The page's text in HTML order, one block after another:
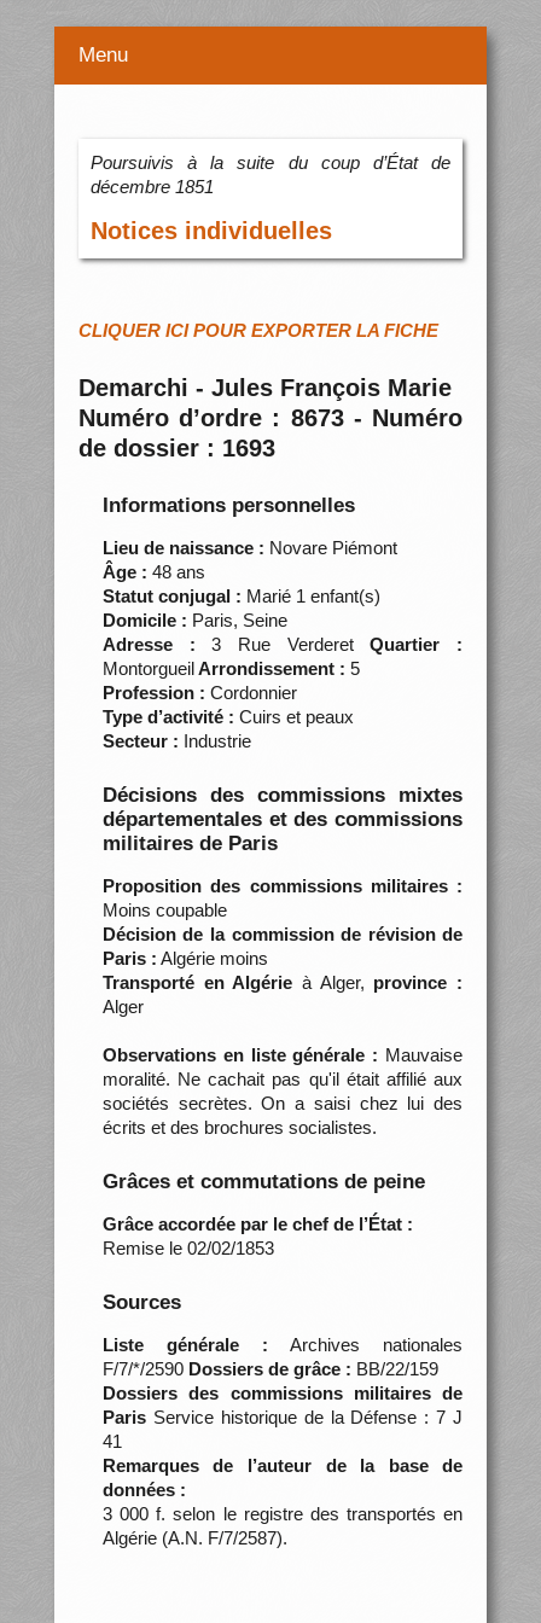
Menu
Poursuivis à la suite du coup d’État de
décembre 1851
Notices individuelles
CLIQUER ICI POUR EXPORTER LA FICHE
Demarchi - Jules François Marie
Numéro d’ordre : 8673 - Numéro
de dossier : 1693
Informations personnelles
Lieu de naissance : Novare Piémont
Âge : 48 ans
Statut conjugal : Marié 1 enfant(s)
Domicile : Paris, Seine
Adresse : 3 Rue VerderetQuartier :
MontorgueilArrondissement : 5
Profession : Cordonnier
Type d’activité : Cuirs et peaux
Secteur : Industrie
Décisions des commissions mixtes
départementales et des commissions
militaires de Paris
Proposition des commissions militaires :
Moins coupable
Décision de la commission de révision de
Paris : Algérie moins
Transporté en Algérie à Alger, province :
Alger
Observations en liste générale : Mauvaise
moralité. Ne cachait pas qu'il était affilié aux
sociétés secrètes. On a saisi chez lui des
écrits et des brochures socialistes.
Grâces et commutations de peine
Grâce accordée par le chef de l’État :
Remise le 02/02/1853
Sources
Liste générale : Archives nationales
F/7/*/2590 Dossiers de grâce : BB/22/159
Dossiers des commissions militaires de
ParisService historique de la Défense : 7 J
41
Remarques de l’auteur de la base de
données :
3 000 f. selon le registre des transportés en
Algérie (A.N. F/7/2587).